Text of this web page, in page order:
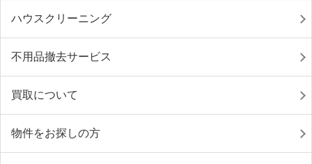
ハウスクリーニング
不用品撤去サービス
買取について
物件をお探しの方